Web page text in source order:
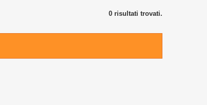
0 risultati trovati.